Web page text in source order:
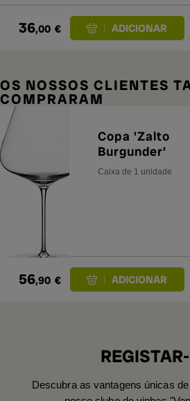
36,00 €
OS NOSSOS CLIENTES
COMPRARAM
Copa 'Zalto
Burgunder'
Caixa de 1 unidade
56,90 €
Descubra as vantagens únicas